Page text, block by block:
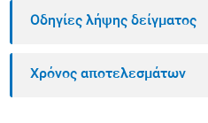
Οδηγίες λήψης δείγματος
Χρόνος αποτελεσμάτων